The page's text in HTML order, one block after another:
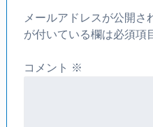
メールアドレスが公開さ
が付いている欄は必須項
コメント ※